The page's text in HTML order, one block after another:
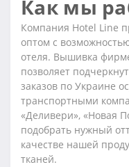
Как мы
Компания Hotel Line
оптом с
отеля. Вышивка
позволяет
заказов по Украине
транспортными
«Деливери», «Новая
подобрать нужный
качестве нашей
тканей.